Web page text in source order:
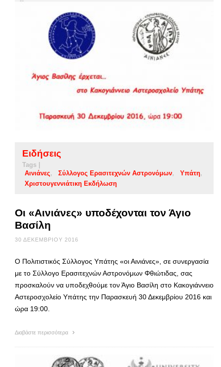
Ειδήσεις
Tags |
Αινιάνες
Σύλλογος Ερασιτεχνών Αστρονόμων
Υπάτη
Χριστουγεννιάτικη Εκδήλωση
Οι «Αινιάνες» υποδέχονται τον Άγιο
Βασίλη
30 ΔΕΚΕΜΒΡΊΟΥ 2016
Ο Πολιτιστικός Σύλλογος Υπάτης «οι Αινιάνες», σε συνεργασία
με το Σύλλογο Ερασιτεχνών Αστρονόμων Φθιώτιδας, σας
προσκαλούν να υποδεχθούμε τον Άγιο Βασίλη στο Κακογιάννειο
Αστεροσχολείο Υπάτης την Παρασκευή 30 Δεκεμβρίου 2016 και
ώρα 19:00.
Διαβάστε περισσότερα